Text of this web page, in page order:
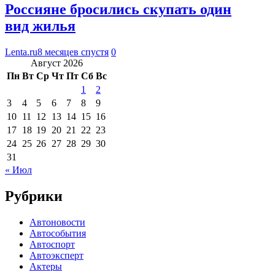
Россияне бросились скупать один
вид жилья
Lenta.ru8 месяцев спустя 0
Август 2026
Пн Вт Ср Чт Пт Сб Вс
1
2
3
4 5 6 7 8
9
10 11 12 13 14 15 16
17 18 19 20 21 22 23
24 25 26 27 28 29 30
31
« Июл
Рубрики
Автоновости
Автособытия
Автоспорт
Автоэксперт
Актеры